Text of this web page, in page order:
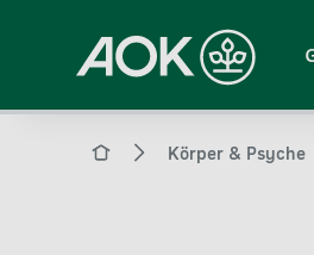
Hauptinhalt
springen
Magazin Körper & Psyche